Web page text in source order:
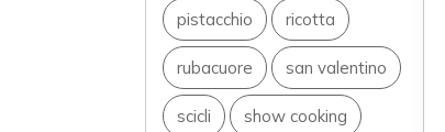
pistacchio ricotta
rubacuore san valentino
scicli show cooking